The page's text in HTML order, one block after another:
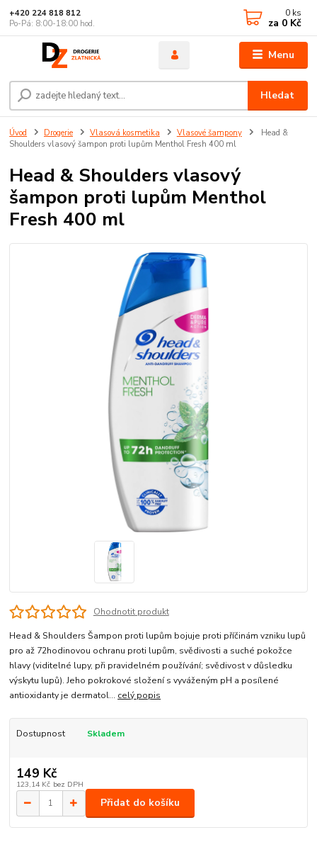
Menu
Hledat
+420 224 818 812
Po-Pá: 8:00-18:00 hod.
0 ks
za 0 Kč
Úvod Drogerie Vlasová kosmetika Vlasové šampony
Head &
Shoulders vlasový šampon proti lupům Menthol Fresh 400 ml
Head & Shoulders vlasový
šampon proti lupům Menthol
Fresh 400 ml
Ohodnotit produkt
Head & Shoulders Šampon proti lupům bojuje proti příčinám vzniku lupů
pro až 72hodinovou ochranu proti lupům, svědivosti a suché pokožce
hlavy (viditelné lupy, při pravidelném používání; svědivost v důsledku
výskytu lupů). Jeho pokrokové složení s vyváženým pH a posílené
antioxidanty je dermatol... celý popis
Dostupnost Skladem
149 Kč
123,14 Kč bez DPH
Přidat do košíku